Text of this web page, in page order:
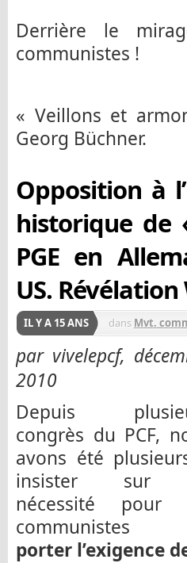
Derrière le
communistes !
« Veillons et
Georg Büchner.
Opposition à
historique de
PGE en
US.
IL Y A 15 ANS dans Mvt.
par vivelepcf,
2010
Depuis
congrès du PCF,
avons été
insister sur
nécessité pour
communistes
porter l’exigence